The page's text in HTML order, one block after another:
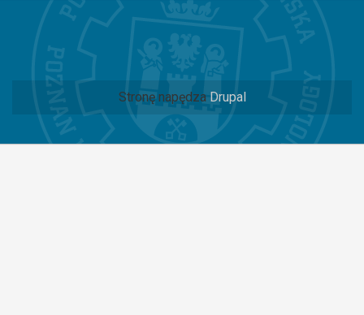
Stronę napędza Drupal